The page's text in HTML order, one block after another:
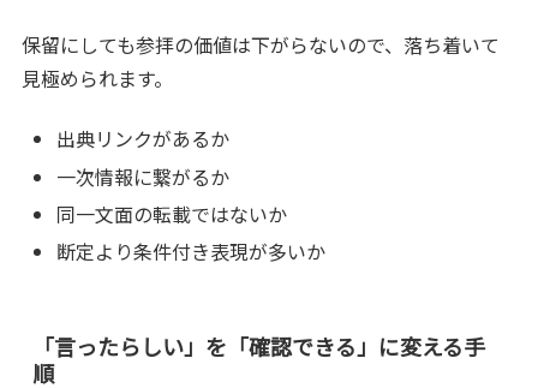
保留にしても参拝の価値は下がらないので、落ち着いて
見極められます。
出典リンクがあるか
一次情報に繋がるか
同一文面の転載ではないか
断定より条件付き表現が多いか
「言ったらしい」を「確認できる」に変える手
順